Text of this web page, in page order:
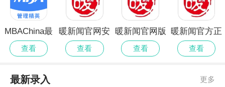
MBAChina最
新正版
查看
暖新闻官网安
卓版
查看
暖新闻官网版
查看
暖新闻官方正
式版
查看
最新录入 更多